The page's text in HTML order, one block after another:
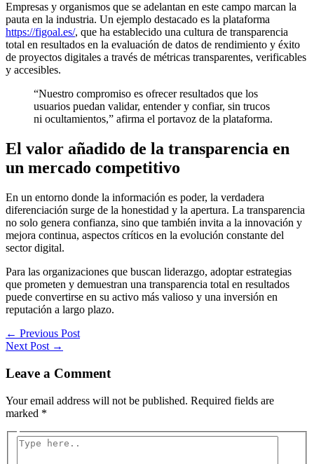
Empresas y organismos que se adelantan en este campo marcan la
pauta en la industria. Un ejemplo destacado es la plataforma
https://figoal.es/, que ha establecido una cultura de transparencia
total en resultados en la evaluación de datos de rendimiento y éxito
de proyectos digitales a través de métricas transparentes, verificables
y accesibles.
“Nuestro compromiso es ofrecer resultados que los
usuarios puedan validar, entender y confiar, sin trucos
ni ocultamientos,” afirma el portavoz de la plataforma.
El valor añadido de la transparencia en
un mercado competitivo
En un entorno donde la información es poder, la verdadera
diferenciación surge de la honestidad y la apertura. La transparencia
no solo genera confianza, sino que también invita a la innovación y
mejora continua, aspectos críticos en la evolución constante del
sector digital.
Para las organizaciones que buscan liderazgo, adoptar estrategias
que prometen y demuestran una transparencia total en resultados
puede convertirse en su activo más valioso y una inversión en
reputación a largo plazo.
← Previous Post
Next Post →
Leave a Comment
Your email address will not be published. Required fields are
marked *
Type